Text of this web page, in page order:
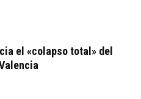
el «colapso total» del